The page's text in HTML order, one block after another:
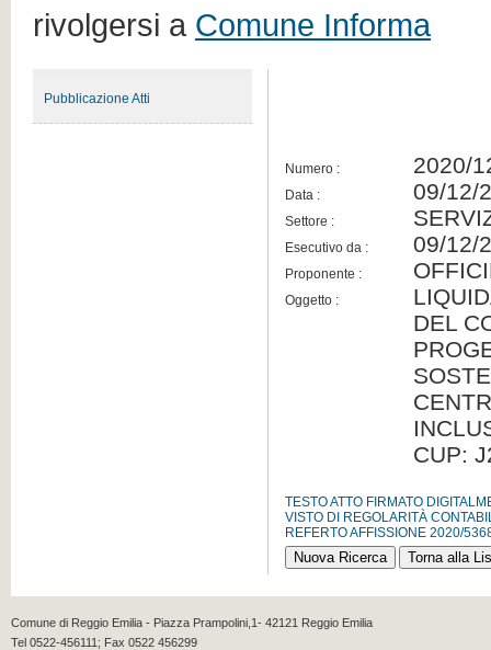
rivolgersi a Comune Informa
Numero : 2020/
Data : 09/12/
Settore :
Esecutivo da : 09/12/
Proponente :
Oggetto :
DEL
CUP:
TESTO ATTO FIRMATO
VISTO DI REGOLARITÀ
REFERTO AFFISSIONE 2020/
Pubblicazione Atti
Comune di Reggio Emilia - Piazza Prampolini,1- 42121 Reggio Emilia
Tel 0522-456111; Fax 0522 456299